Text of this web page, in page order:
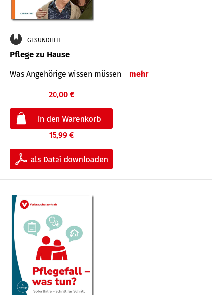
GESUNDHEIT
Pflege zu Hause
Was Angehörige wissen müssen mehr
20,00 €
15,99 €